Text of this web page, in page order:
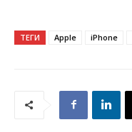
ТЕГИ Apple iPhone